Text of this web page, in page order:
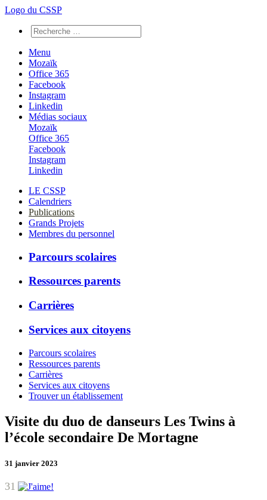
Logo du CSSP
Menu
Mozaïk
Office 365
Facebook
Instagram
Linkedin
Médias sociaux
Mozaïk
Office 365
Facebook
Instagram
Linkedin
LE CSSP
Calendriers
Publications
Grands Projets
Membres du personnel
Parcours scolaires
Ressources parents
Carrières
Services aux citoyens
Parcours scolaires
Ressources parents
Carrières
Services aux citoyens
Trouver un établissement
Visite du duo de danseurs Les Twins à
l’école secondaire De Mortagne
31 janvier 2023
31